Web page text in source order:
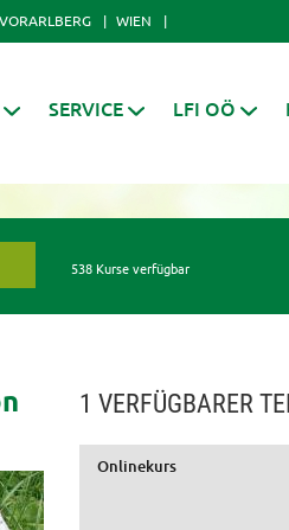
VORARLBERG WIEN
SERVICE LFI OÖ
538 Kurse verfügbar
1 VERFÜGBARER
Onlinekurs